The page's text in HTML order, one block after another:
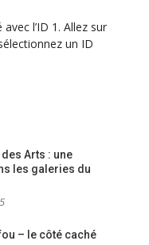
l’ID 1. Allez sur
un ID
Arts : une
les galeries du
– le côté caché